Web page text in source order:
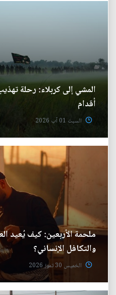
المشي إلى كربلاء: رحلة
أقدام
السبت 01 آب 2026
ملحمة الأربعين: كيف يُعيد
والتكافل الإنساني؟
الخميس 30 تموز 2026